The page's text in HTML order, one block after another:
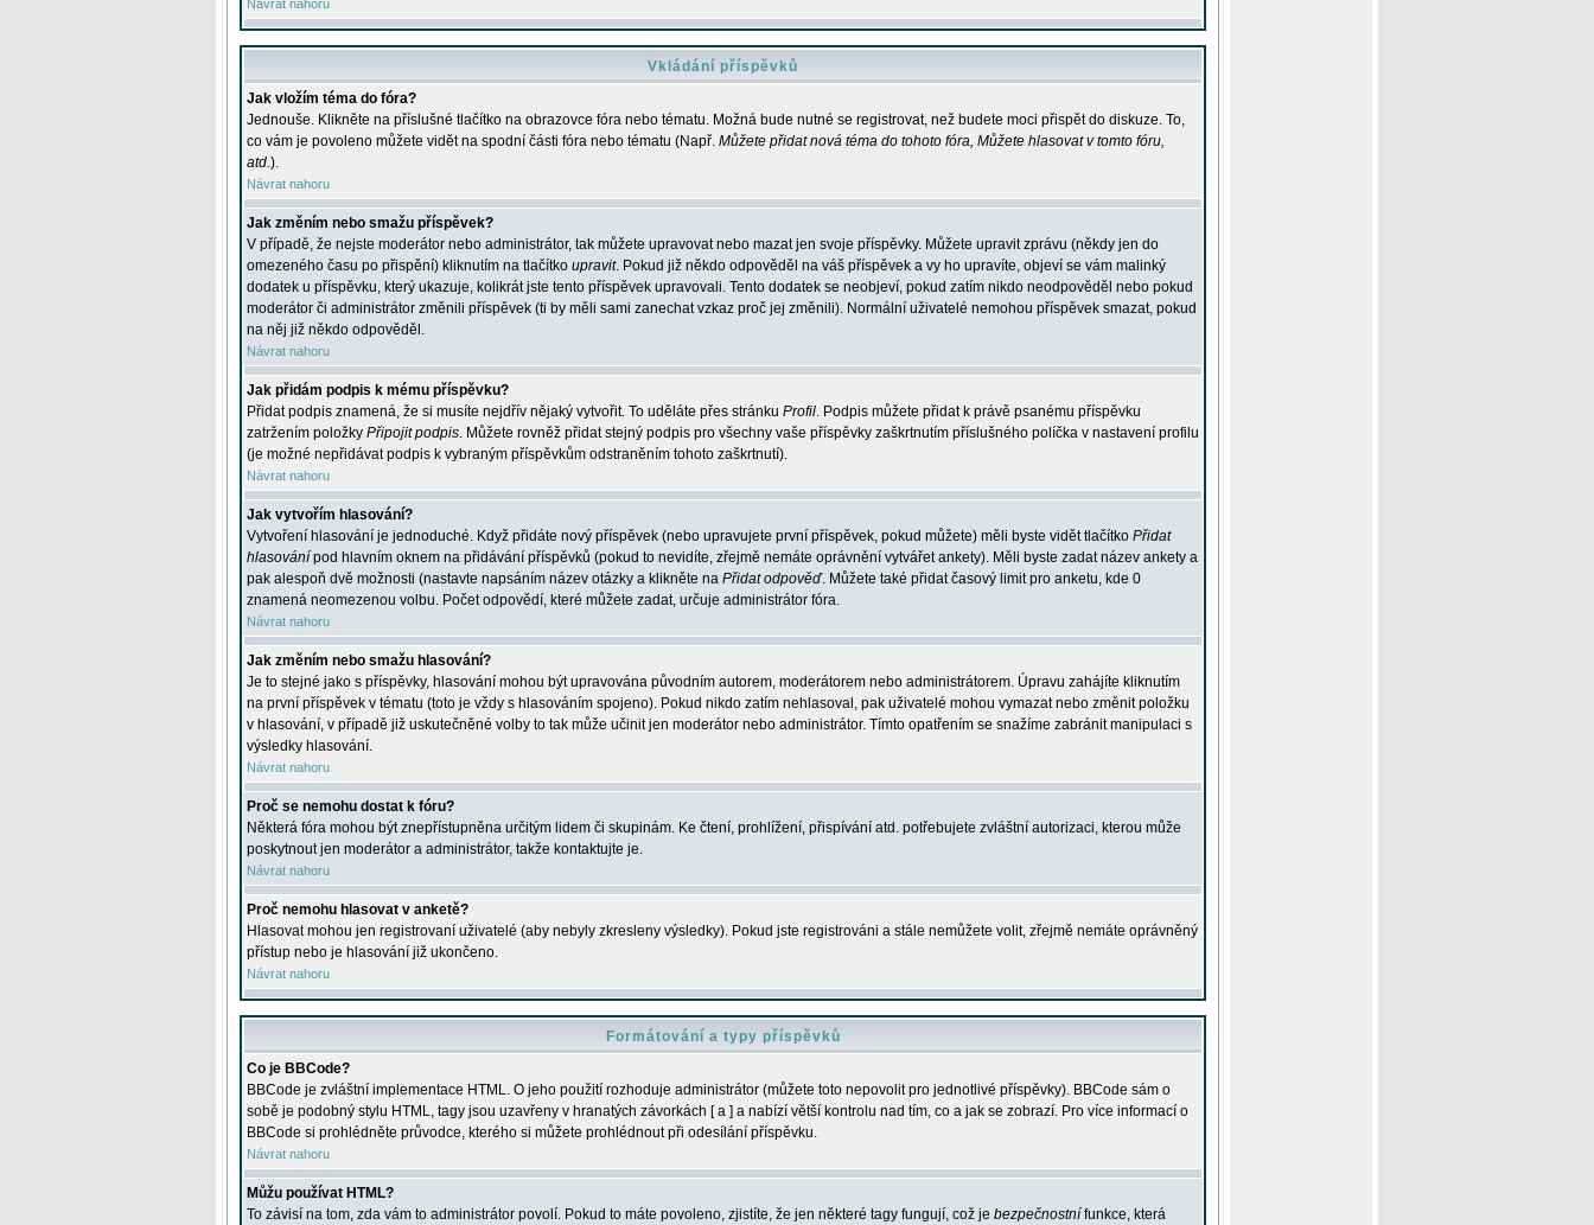
Návrat nahoru
Vkládání příspěvků
Jak vložím téma do fóra?
Jednouše. Klikněte na příslušné tlačítko na obrazovce fóra nebo tématu. Možná bude nutné se registrovat, než budete moci přispět do diskuze. To,
co vám je povoleno můžete vidět na spodní části fóra nebo tématu (Např. Můžete přidat nová téma do tohoto fóra, Můžete hlasovat v tomto fóru,
atd.).
Návrat nahoru
Jak změním nebo smažu příspěvek?
V případě, že nejste moderátor nebo administrátor, tak můžete upravovat nebo mazat jen svoje příspěvky. Můžete upravit zprávu (někdy jen do
omezeného času po přispění) kliknutím na tlačítko upravit. Pokud již někdo odpověděl na váš příspěvek a vy ho upravíte, objeví se vám malinký
dodatek u příspěvku, který ukazuje, kolikrát jste tento příspěvek upravovali. Tento dodatek se neobjeví, pokud zatím nikdo neodpověděl nebo pokud
moderátor či administrátor změnili příspěvek (ti by měli sami zanechat vzkaz proč jej změnili). Normální uživatelé nemohou příspěvek smazat, pokud
na něj již někdo odpověděl.
Návrat nahoru
Jak přidám podpis k mému příspěvku?
Přidat podpis znamená, že si musíte nejdřív nějaký vytvořit. To uděláte přes stránku Profil. Podpis můžete přidat k právě psanému příspěvku
zatržením položky Připojit podpis. Můžete rovněž přidat stejný podpis pro všechny vaše příspěvky zaškrtnutím příslušného políčka v nastavení profilu
(je možné nepřidávat podpis k vybraným příspěvkům odstraněním tohoto zaškrtnutí).
Návrat nahoru
Jak vytvořím hlasování?
Vytvoření hlasování je jednoduché. Když přidáte nový příspěvek (nebo upravujete první příspěvek, pokud můžete) měli byste vidět tlačítko Přidat
hlasování pod hlavním oknem na přidávání příspěvků (pokud to nevidíte, zřejmě nemáte oprávnění vytvářet ankety). Měli byste zadat název ankety a
pak alespoň dvě možnosti (nastavte napsáním název otázky a klikněte na Přidat odpověď. Můžete také přidat časový limit pro anketu, kde 0
znamená neomezenou volbu. Počet odpovědí, které můžete zadat, určuje administrátor fóra.
Návrat nahoru
Jak změním nebo smažu hlasování?
Je to stejné jako s příspěvky, hlasování mohou být upravována původním autorem, moderátorem nebo administrátorem. Úpravu zahájíte kliknutím
na první příspěvek v tématu (toto je vždy s hlasováním spojeno). Pokud nikdo zatím nehlasoval, pak uživatelé mohou vymazat nebo změnit položku
v hlasování, v případě již uskutečněné volby to tak může učinit jen moderátor nebo administrátor. Tímto opatřením se snažíme zabránit manipulaci s
výsledky hlasování.
Návrat nahoru
Proč se nemohu dostat k fóru?
Některá fóra mohou být znepřístupněna určitým lidem či skupinám. Ke čtení, prohlížení, přispívání atd. potřebujete zvláštní autorizaci, kterou může
poskytnout jen moderátor a administrátor, takže kontaktujte je.
Návrat nahoru
Proč nemohu hlasovat v anketě?
Hlasovat mohou jen registrovaní uživatelé (aby nebyly zkresleny výsledky). Pokud jste registrováni a stále nemůžete volit, zřejmě nemáte oprávněný
přístup nebo je hlasování již ukončeno.
Návrat nahoru
Formátování a typy příspěvků
Co je BBCode?
BBCode je zvláštní implementace HTML. O jeho použití rozhoduje administrátor (můžete toto nepovolit pro jednotlivé příspěvky). BBCode sám o
sobě je podobný stylu HTML, tagy jsou uzavřeny v hranatých závorkách [ a ] a nabízí větší kontrolu nad tím, co a jak se zobrazí. Pro více informací o
BBCode si prohlédněte průvodce, kterého si můžete prohlédnout při odesílání příspěvku.
Návrat nahoru
Můžu používat HTML?
To závisí na tom, zda vám to administrátor povolí. Pokud to máte povoleno, zjistíte, že jen některé tagy fungují, což je bezpečnostní funkce, která